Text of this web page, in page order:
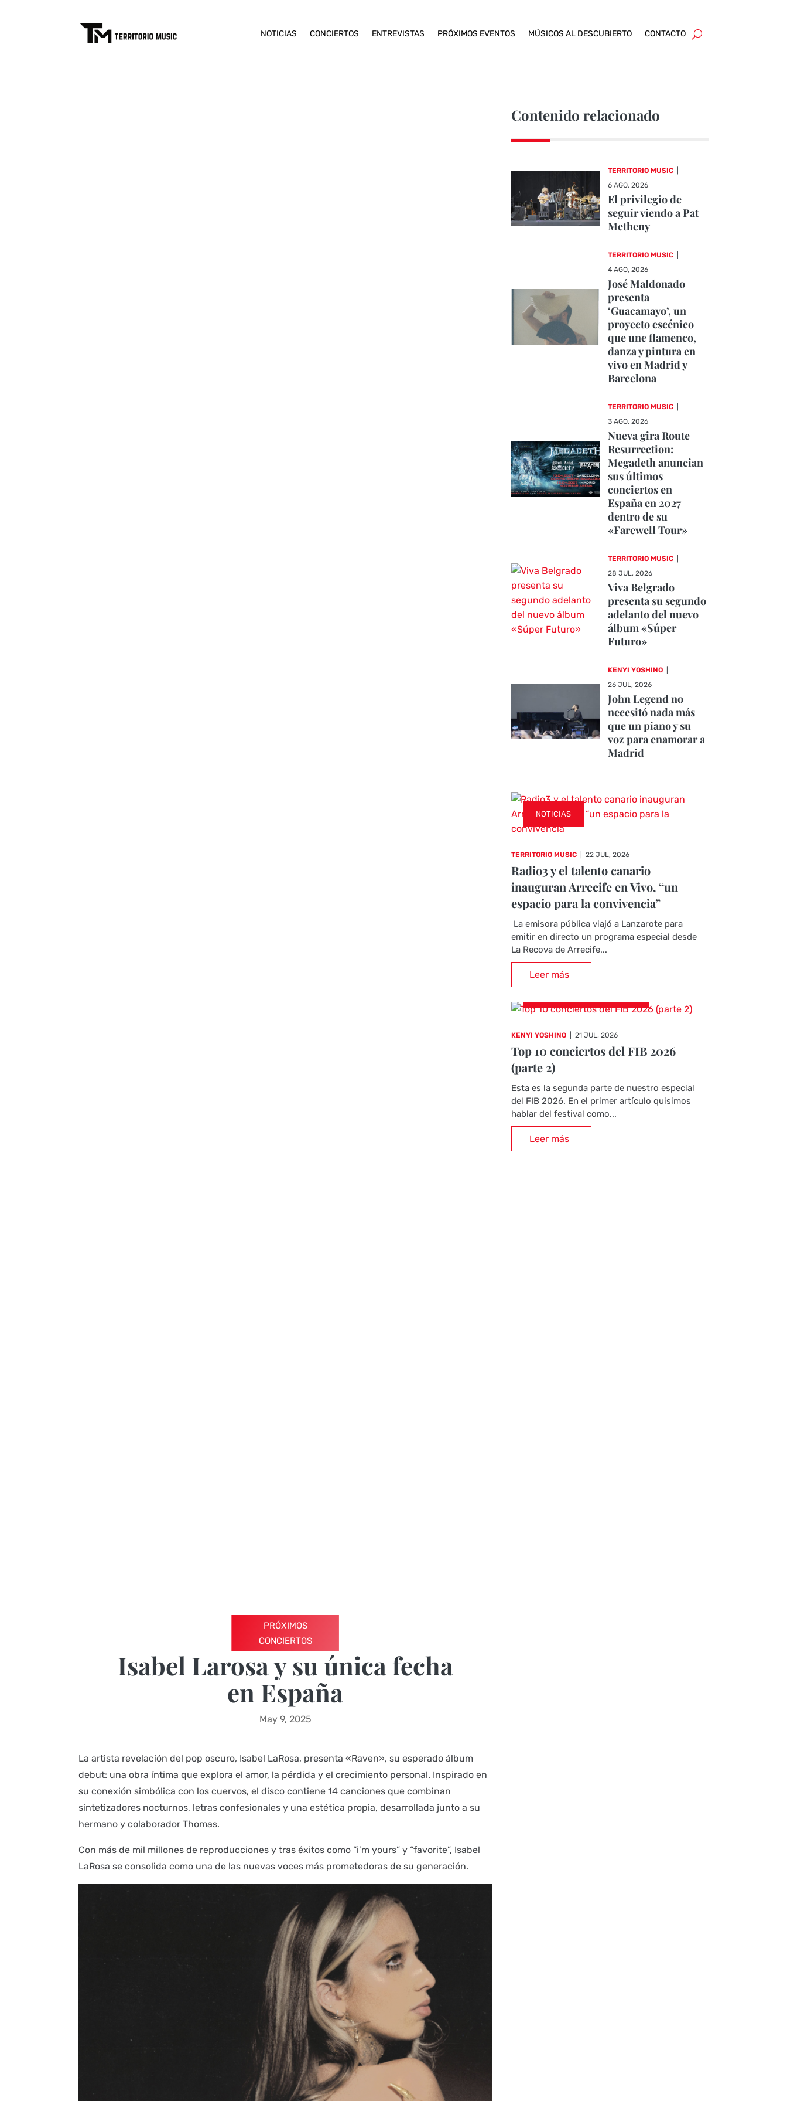
NOTICIAS CONCIERTOS ENTREVISTAS PRÓXIMOS EVENTOS MÚSICOS AL DESCUBIERTO CONTACTO
PRÓXIMOS
CONCIERTOS
Isabel Larosa y su única fecha
en España
May 9, 2025
La artista revelación del pop oscuro, Isabel LaRosa, presenta «Raven», su esperado álbum
debut: una obra íntima que explora el amor, la pérdida y el crecimiento personal. Inspirado en
su conexión simbólica con los cuervos, el disco contiene 14 canciones que combinan
sintetizadores nocturnos, letras confesionales y una estética propia, desarrollada junto a su
hermano y colaborador Thomas.
Con más de mil millones de reproducciones y tras éxitos como “i’m yours” y “favorite”, Isabel
LaRosa se consolida como una de las nuevas voces más prometedoras de su generación.
Contenido relacionado
TERRITORIO MUSIC
6 AGO, 2026
El privilegio de
seguir viendo a Pat
Metheny
TERRITORIO MUSIC
4 AGO, 2026
José Maldonado
presenta
‘Guacamayo’, un
proyecto escénico
que une flamenco,
danza y pintura en
vivo en Madrid y
Barcelona
TERRITORIO MUSIC
3 AGO, 2026
Nueva gira Route
Resurrection:
Megadeth anuncian
sus últimos
conciertos en
España en 2027
dentro de su
«Farewell Tour»
TERRITORIO MUSIC
28 JUL, 2026
Viva Belgrado
presenta su segundo
adelanto del nuevo
álbum «Súper
Futuro»
KENYI YOSHINO
26 JUL, 2026
John Legend no
necesitó nada más
que un piano y su
voz para enamorar a
Madrid
NOTICIAS
TERRITORIO MUSIC 22 JUL, 2026
Radio3 y el talento canario
inauguran Arrecife en Vivo, “un
espacio para la convivencia”
La emisora pública viajó a Lanzarote para
emitir en directo un programa especial desde
La Recova de Arrecife...
Leer más
KENYI YOSHINO 21 JUL, 2026
Top 10 conciertos del FIB 2026
(parte 2)
Esta es la segunda parte de nuestro especial
del FIB 2026. En el primer artículo quisimos
hablar del festival como...
Leer más